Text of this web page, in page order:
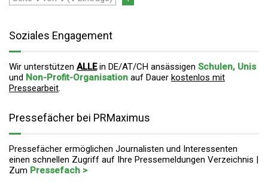
Soziales Engagement
Wir unterstützen ALLEin DE/AT/CH ansässigen Schulen, Unis
und Non-Profit-Organisation auf Dauer kostenlos mit
Pressearbeit.
Pressefächer bei PRMaximus
Pressefächer ermöglichen Journalisten und Interessenten
einen schnellen Zugriff auf Ihre Pressemeldungen Verzeichnis |
Zum Pressefach >